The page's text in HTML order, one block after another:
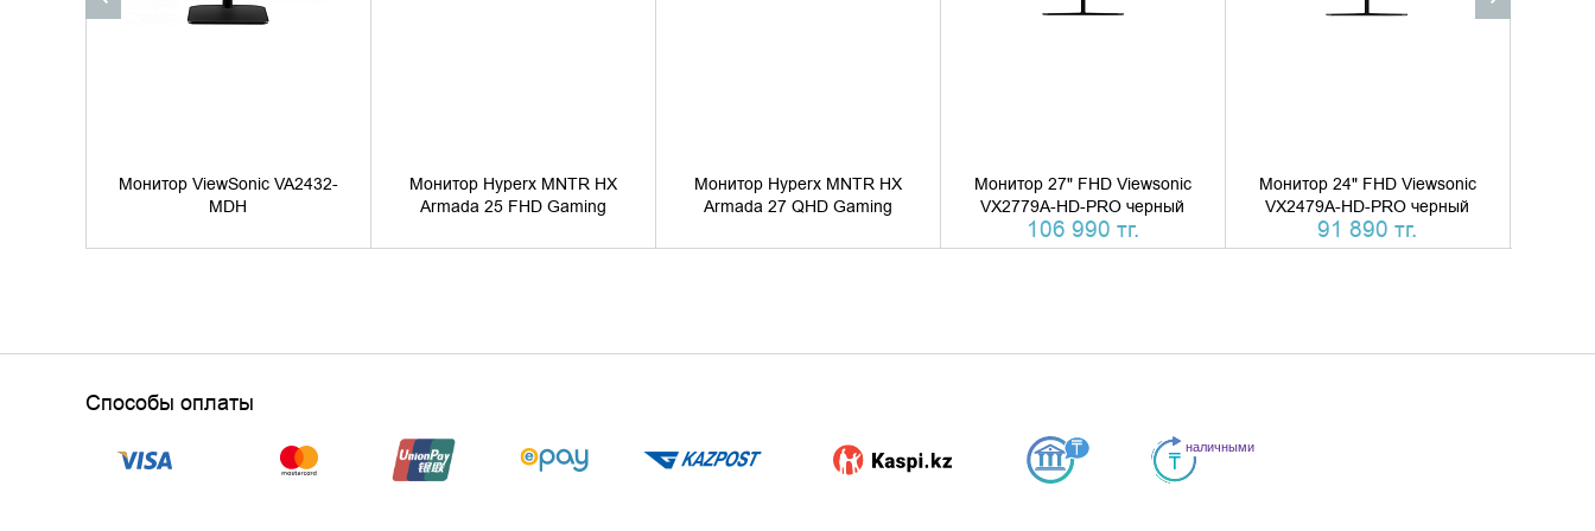
Упаковка, габариты, вес
Расчетный вес товара с упаковкой, кг:4.8
Высота Упаковки, см:42
Монитор ViewSonic VA2432-
MDH
Монитор Hyperx MNTR HX
Armada 25 FHD Gaming
Монитор Hyperx MNTR HX
Armada 27 QHD Gaming
Монитор 27" FHD Viewsonic
VX2779A-HD-PRO черный
106 990 тг.
Монитор 24" FHD Viewsonic
VX2479A-HD-PRO черный
91 890 тг.
Способы оплаты